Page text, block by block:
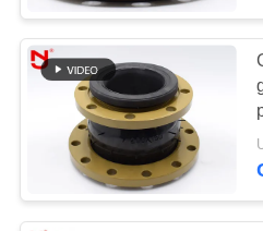
CIRCA
NOI
GIRO
DELLA
FABBRICA
Giunto di
infilato